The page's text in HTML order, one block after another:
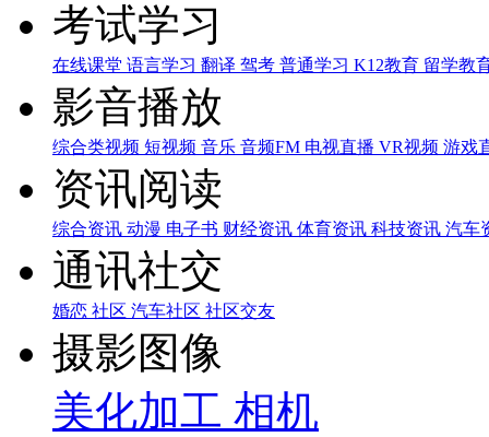
考试学习
在线课堂 语言学习 翻译 驾考 普通学习 K12教育 留学教
影音播放
综合类视频 短视频 音乐 音频FM 电视直播 VR视频 游戏
资讯阅读
综合资讯 动漫 电子书 财经资讯 体育资讯 科技资讯 汽车
通讯社交
婚恋 社区 汽车社区 社区交友
摄影图像
美化加工 相机